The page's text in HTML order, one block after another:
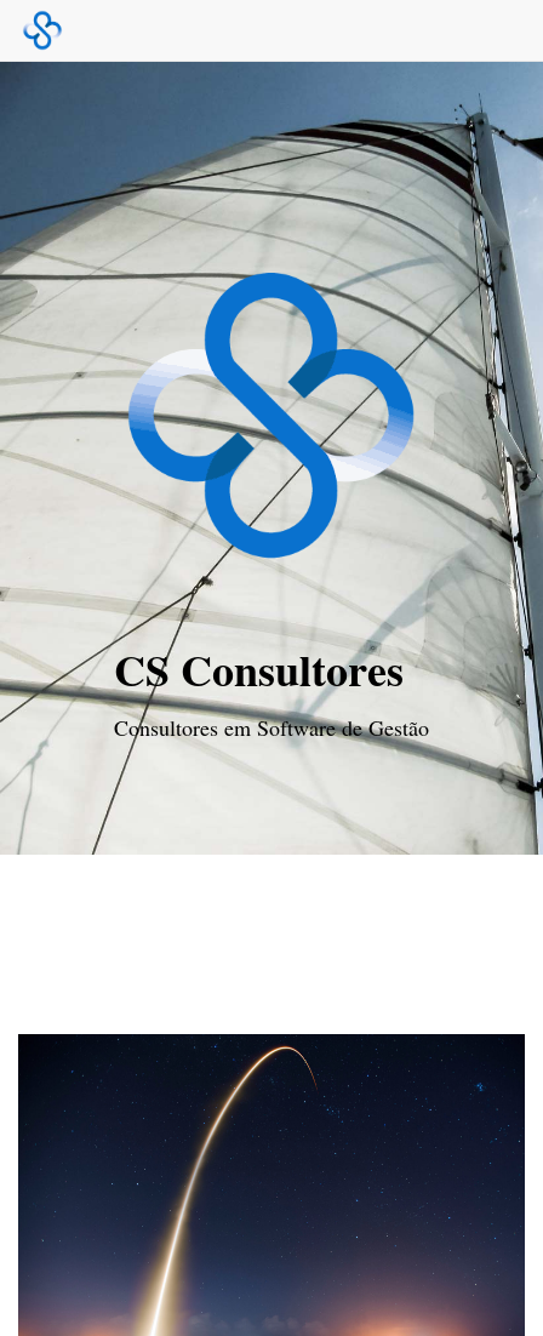
CS Consultores
Consultores em Software de Gestão